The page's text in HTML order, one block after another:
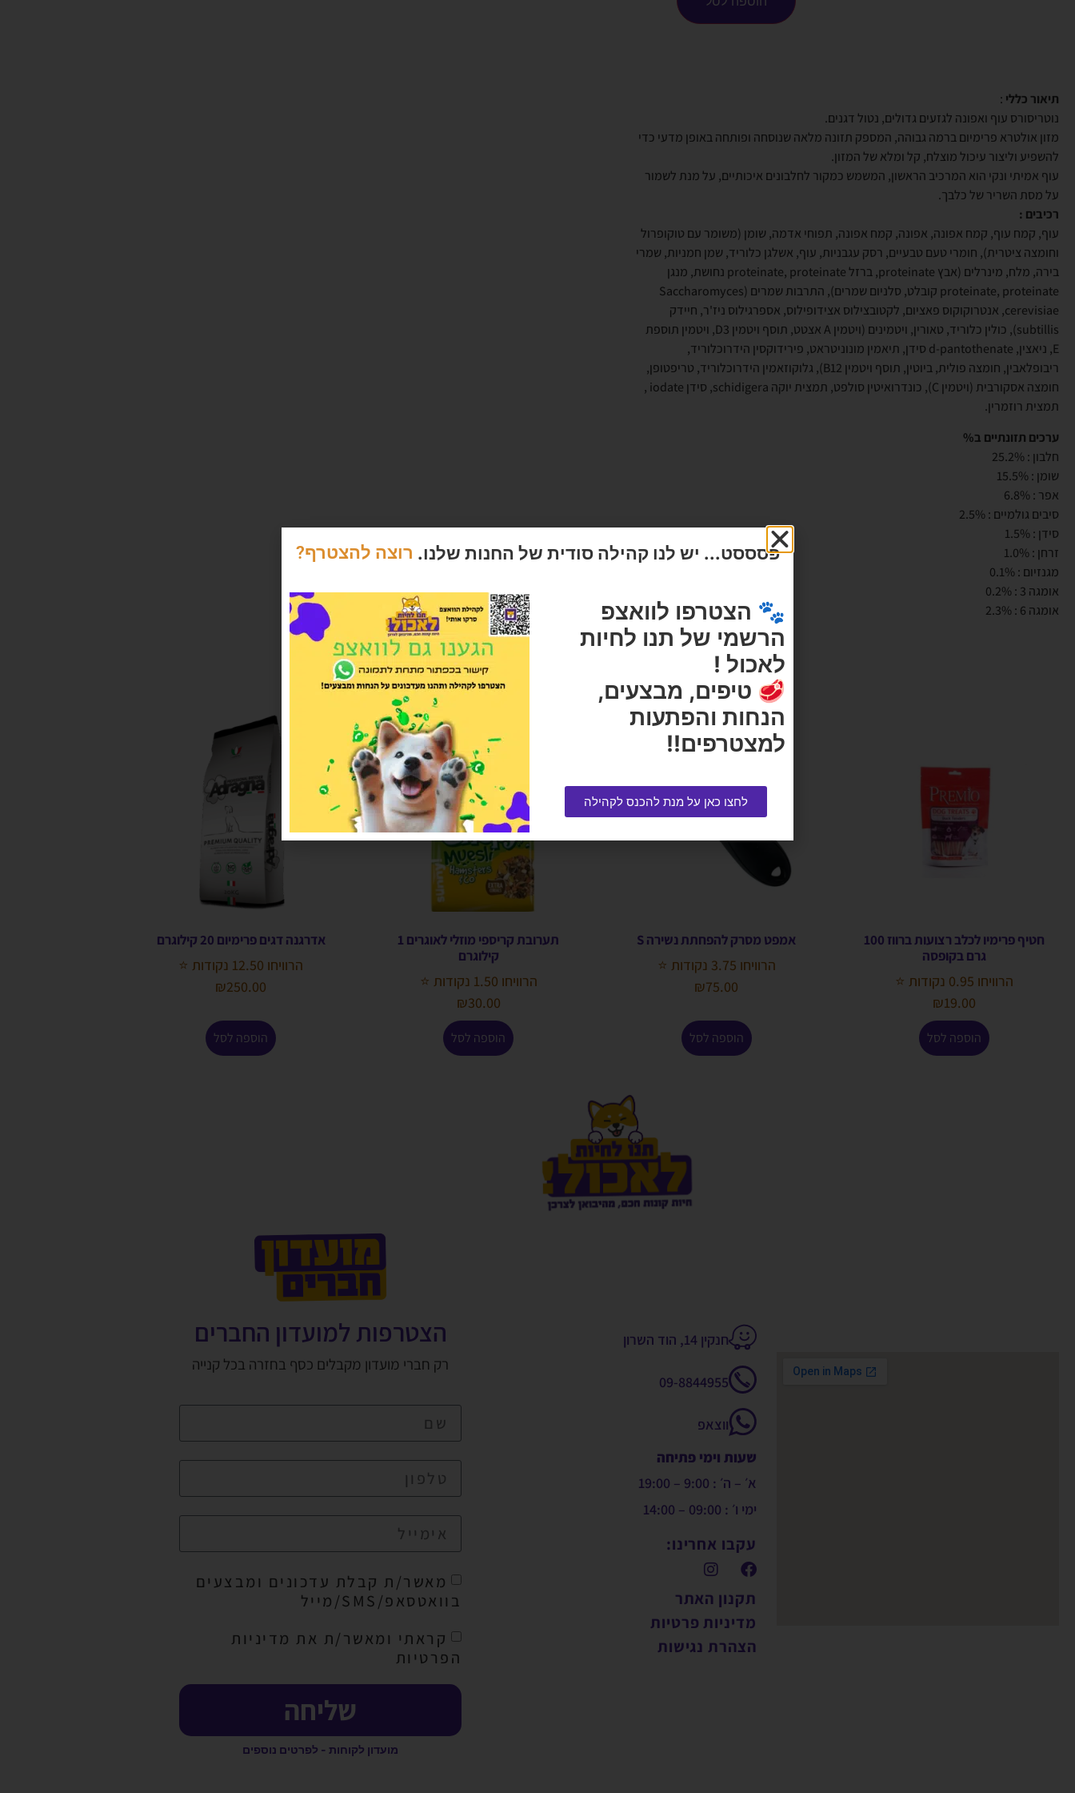
תיאור כללי :
נוטריסורס עוף ואפונה לגזעים גדולים, נטול דגנים.
מזון אולטרא פרימיום ברמה גבוהה, המספק תזונה מלאה שנוסחה ופותחה באופן מדעי כדי
להשפיע וליצור עיכול מוצלח, קל ומלא של המזון.
עוף אמיתי ונקי הוא המרכיב הראשון, המשמש כמקור לחלבונים איכותיים, על מנת לשמור
על מסת השריר של כלבך.
רכיבים :
עוף, קמח עוף, קמח אפונה, אפונה, קמח אפונה, תפוחי אדמה, שומן (משומר עם טוקופרול
וחומצה ציטרית), חומרי טעם טבעיים, רסק עגבניות, עוף, אשלגן כלוריד, שמן חמניות, שמרי
בירה, מלח, מינרלים (אבץ proteinate, ברזל proteinate, proteinate נחושת, מנגן
proteinate, proteinate קובלט, סלניום שמרים), התרבות שמרים (Saccharomyces
cerevisiae, אנטרוקוקוס פאציום, לקטובצילוס אצידופילוס, אספרגילוס ניז'ר​​, חיידק
subtillis), כולין כלוריד, טאורין, ויטמינים (ויטמין A אצטט, תוסף ויטמין D3, ויטמין תוספת
E, ניאצין, d-pantothenate סידן, תיאמין מונוניטראט, פירידוקסין הידרוכלוריד,
ריבופלאבין, חומצה פולית, ביוטין, תוסף ויטמין B12), גלוקוזאמין הידרוכלוריד, טריפטופן,
חומצה אסקורבית (ויטמין C), כונדרואיטין סולפט, תמצית יוקה schidigera, סידן iodate ,
תמצית רוזמרין.
ערכים תזונתיים ב%
חלבון : 25.2%
שומן : 15.5%
אפר : 6.8%
סיבים גולמיים : 2.5%
סידן : 1.5%
זרחן : 1.0%
מגנזיום : 0.1%
אומגה 3 : 0.2%
אומגה 6 : 2.3%
חטיף פרימיו לכלב רצועות ברווז 100
גרם בקופסה
הרוויחו 0.95 נקודות ⭐
₪19.00
הוספה לסל
אמפט מסרק להפחתת נשירה S
הרוויחו 3.75 נקודות ⭐
₪75.00
הוספה לסל
תערובת קריספי מוזלי לאוגרים 1
קילוגרם
הרוויחו 1.50 נקודות ⭐
₪30.00
הוספה לסל
אדרגנה דגים פרימיום 20 קילוגרם
הרוויחו 12.50 נקודות ⭐
₪250.00
הוספה לסל
חנקין 14, הוד השרון
09-8844955
ווצאפ
שעות וימי פתיחה
א׳ – ה׳ : 9:00 – 19:00
ימי ו׳ : 09:00 – 14:00
עקבו אחרינו:
תקנון האתר
מדיניות פרטיות
הצהרת נגישות
הצטרפות למועדון החברים
רק חברי מועדון מקבלים כסף בחזרה בכל קנייה
מאשר/ת קבלת עדכונים ומבצעים
בוואטסאפ/SMS/מייל
קראתי ומאשר/ת את מדיניות
הפרטיות
שליחה
מועדון לקוחות - לפרטים נוספים
פסססט... יש לנו קהילה סודית של החנות שלנו. רוצה להצטרף?
🐾 הצטרפו לוואצפ
הרשמי של תנו לחיות
לאכול !
🥩 טיפים, מבצעים,
הנחות והפתעות
למצטרפים!!
לחצו כאן על מנת להכנס לקהילה